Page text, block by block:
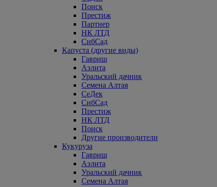
Поиск
Престиж
Партнер
НК ЛТД
СибСад
Капуста (другие виды)
Гавриш
Аэлита
Уральский дачник
Семена Алтая
СеДек
СибСад
Престиж
НК ЛТД
Поиск
Другие производители
Кукуруза
Гавриш
Аэлита
Уральский дачник
Семена Алтая